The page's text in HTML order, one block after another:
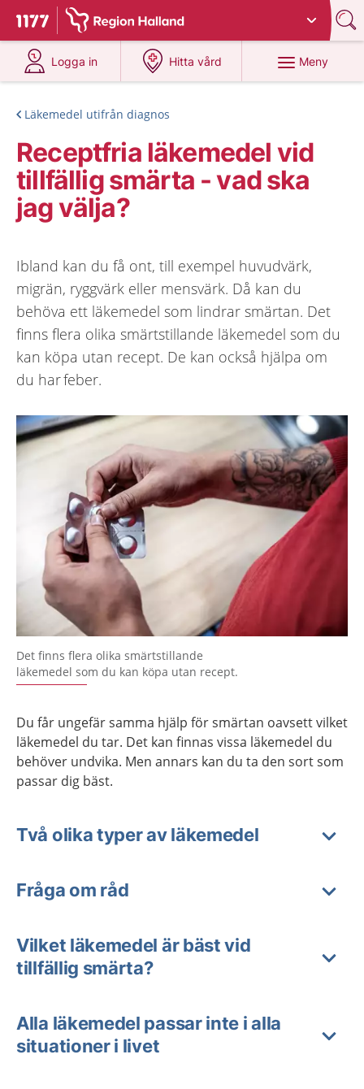
Till startsidan för 1177
Du har valt region Halland
Logga in
på 1177.se
Hitta vård
på 1177.se
Meny
Läkemedel utifrån diagnos
Receptfria läkemedel vid
tillfällig smärta - vad ska
jag välja?
Ibland kan du få ont, till exempel huvudvärk,
migrän, ryggvärk eller mensvärk. Då kan du
behöva ett läkemedel som lindrar smärtan. Det
finns flera olika smärtstillande läkemedel som du
kan köpa utan recept. De kan också hjälpa om
du har feber.
Det finns flera olika smärtstillande
läkemedel som du kan köpa utan recept.
Du får ungefär samma hjälp för smärtan oavsett vilket
läkemedel du tar. Det kan finnas vissa läkemedel du
behöver undvika. Men annars kan du ta den sort som
passar dig bäst.
Två olika typer av läkemedel
Fråga om råd
Vilket läkemedel är bäst vid
tillfällig smärta?
Alla läkemedel passar inte i alla
situationer i livet